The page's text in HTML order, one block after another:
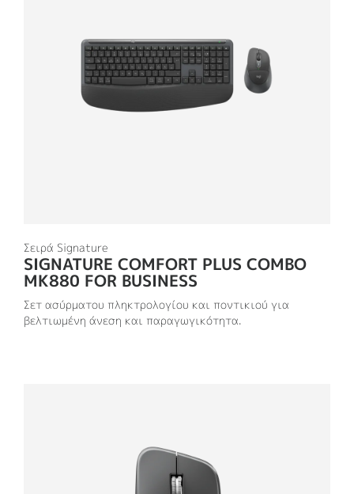
Σειρά Signature
SIGNATURE COMFORT PLUS COMBO
MK880 FOR BUSINESS
Σετ ασύρματου πληκτρολογίου και ποντικιού για
βελτιωμένη άνεση και παραγωγικότητα.